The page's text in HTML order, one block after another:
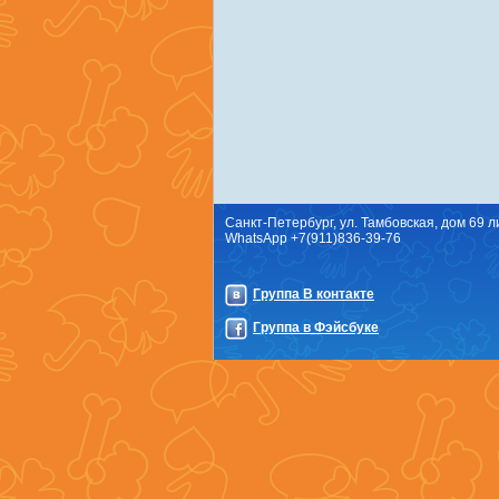
Санкт-Петербург, ул. Тамбовская, дом 69
WhatsApp +7(911)836-39-76
Группа В контакте
Группа в Фэйсбуке